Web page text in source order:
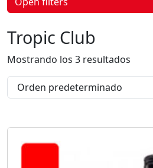
d
u
c
t
o
Tropic Club
Mostrando los 3 resultados